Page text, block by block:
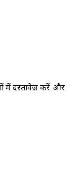
में दस्तावेज़ करें और